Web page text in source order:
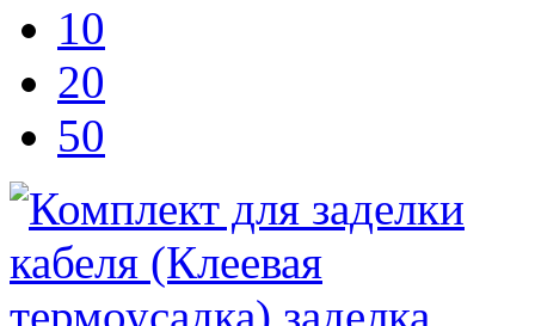
10
20
50